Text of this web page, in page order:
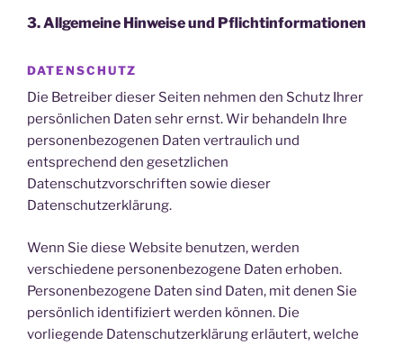
3. Allgemeine Hinweise und Pflicht­informationen
DATENSCHUTZ
Die Betreiber dieser Seiten nehmen den Schutz Ihrer
persönlichen Daten sehr ernst. Wir behandeln Ihre
personenbezogenen Daten vertraulich und
entsprechend den gesetzlichen
Datenschutzvorschriften sowie dieser
Datenschutzerklärung.
Wenn Sie diese Website benutzen, werden
verschiedene personenbezogene Daten erhoben.
Personenbezogene Daten sind Daten, mit denen Sie
persönlich identifiziert werden können. Die
vorliegende Datenschutzerklärung erläutert, welche